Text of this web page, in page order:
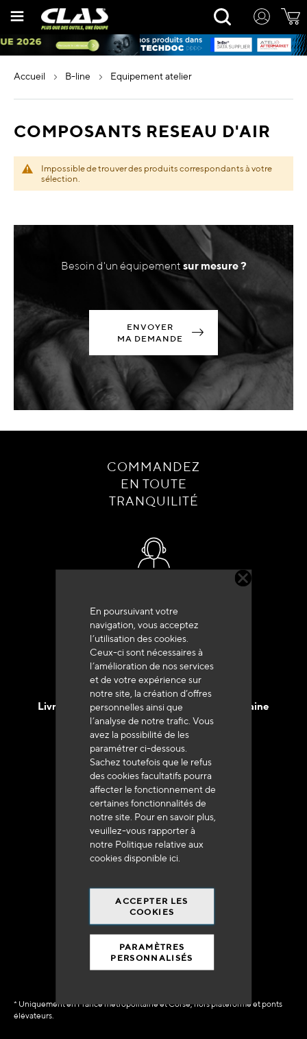
En poursuivant votre
navigation, vous acceptez
l’utilisation des cookies.
Ceux-ci sont nécessaires à
l’amélioration de nos services
et de votre expérience sur
notre site, la création d’offres
personnelles ainsi que
l’analyse de notre trafic. Vous
avez la possibilité de les
paramétrer ci-dessous.
Sachez toutefois que le refus
des cookies facultatifs pourra
affecter le fonctionnement de
certaines fonctionnalités de
notre site. Pour en savoir plus,
veuillez-vous rapporter à
notre Politique relative aux
cookies disponible ici
ACCEPTER LES
COOKIES
PARAMÈTRES
PERSONNALISÉS
Rechercher
accueil b-line equipement atelier
COMPOSANTS RESEAU D'AIR
Impossible de trouver des produits correspondants à votre
sélection.
Besoin d'un équipement sur mesure ?
ENVOYER
MA DEMANDE
COMMANDEZ
EN TOUTE
TRANQUILITÉ
+33 (0)4 79 72 62 22 Taper 1
Livraison en 48h à 72h en France Métropolitaine
Franco de port
à 250 euros*
90% du catalogue
en disponibilité
immédiate
* Uniquement en France métropolitaine et Corse, hors plateforme et ponts
élévateurs.